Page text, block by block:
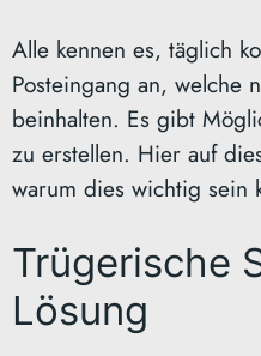
Alle kennen es, täglich
Posteingang an, welche
beinhalten. Es gibt
zu erstellen. Hier auf
warum dies wichtig sein
Trügerische
Lösung